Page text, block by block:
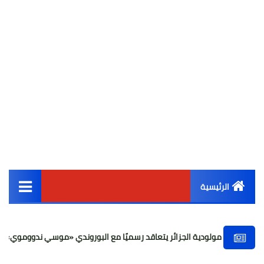
الرئيسية
أخبار مصر
الجزائر يتعاقد رسميًا مع البوروندي «موسي ندووموي»